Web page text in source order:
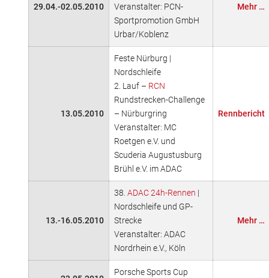
29.04.-02.05.2010
Veranstalter: PCN-
Sportpromotion GmbH
Urbar/Koblenz
Mehr …
13.05.2010
Feste Nürburg |
Nordschleife
2. Lauf – RCN
Rundstrecken-Challenge
– Nürburgring
Veranstalter: MC
Roetgen e.V. und
Scuderia Augustusburg
Brühl e.V. im ADAC
Rennbericht
13.-16.05.2010
38. ADAC 24h-Rennen |
Nordschleife und GP-
Strecke
Veranstalter: ADAC
Nordrhein e.V., Köln
Mehr …
Porsche Sports Cup